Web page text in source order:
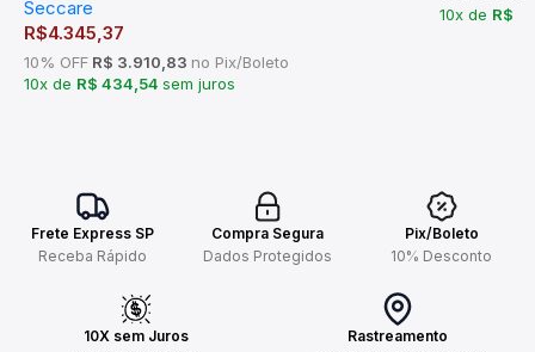
Seccare
R$4.345,37
10% OFF R$ 3.910,83 no Pix/Boleto
10x de R$ 434,54 sem juros
10x de R$
Frete Express SP
Receba Rápido
Compra Segura
Dados Protegidos
Pix/Boleto
10% Desconto
10X sem Juros
Rastreamento